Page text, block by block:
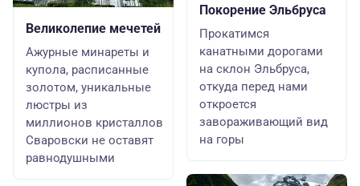
Великолепие мечетей
Ажурные минареты и
купола, расписанные
золотом, уникальные
люстры из
миллионов кристаллов
Сваровски не оставят
равнодушными
Покорение Эльбруса
Прокатимся
канатными дорогами
на склон Эльбруса,
откуда перед нами
откроется
завораживающий вид
на горы